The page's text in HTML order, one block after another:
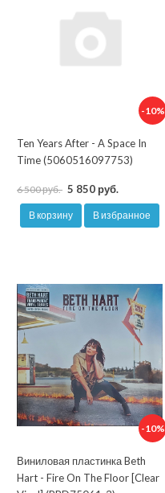
-10%
Ten Years After - A Space In
Time (5060516097753)
6 500 руб. 5 850 руб.
В корзину В избранное
-10%
Виниловая пластинка Beth
Hart - Fire On The Floor [Clear